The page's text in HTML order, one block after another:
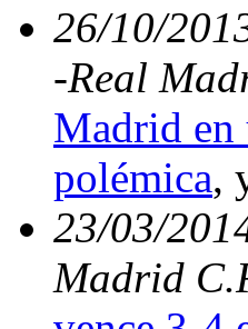
26/10/
-Real
Madrid en
polémica,
23/03/
Madrid